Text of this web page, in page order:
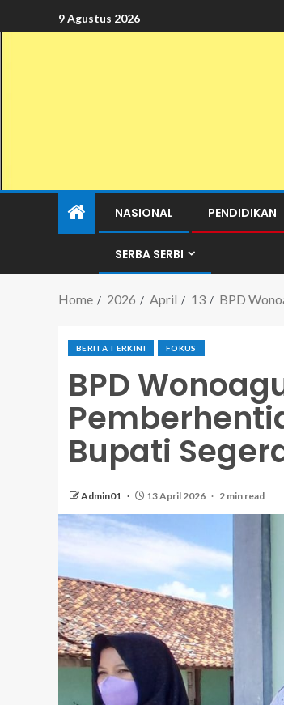
9 Agustus 2026
NASIONAL PENDIDIKAN
SERBA SERBI
Home 2026 April 13 BPD
BERITA TERKINI FOKUS
BPD
Bupati
Admin01 13 April 2026 2 min read